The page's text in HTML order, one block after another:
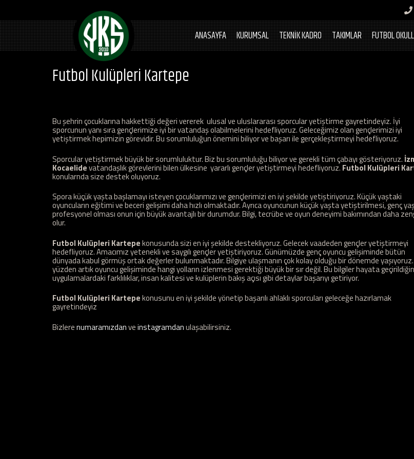
ANASAYFA KURUMSAL TEKNİK KADRO TAKIMLAR FUTBOL
Futbol Kulüpleri Kartepe
Bu şehrin çocuklarına hakkettiği değeri vererek ulusal ve uluslararası sporcular yetiştirme gayretindeyiz. İyi
sporcunun yanı sıra gençlerimize iyi bir vatandaş olabilmelerini hedefliyoruz. Geleceğimiz olan gençlerimizi iyi
yetiştirmek hepimizin görevidir. Bu sorumluluğun önemini biliyor ve başarı ile gerçekleştirmeyi hedefliyoruz.
Sporcular yetiştirmek büyük bir sorumluluktur. Biz bu sorumluluğu biliyor ve gerekli tüm çabayı gösteriyoruz.
Kocaelidevatandaşlık görevlerini bilen ülkesine yararlı gençler yetiştirmeyi hedefliyoruz. Futbol Kulüpleri
konularnda size destek oluyoruz.
Spora küçük yaşta başlamayı isteyen çocuklarımızı ve gençlerimizi en iyi şekilde yetiştiriyoruz. Küçük yaştaki
oyuncuların eğitimi ve beceri gelişimi daha hızlı olmaktadır. Ayrıca oyuncunun küçük yaşta yetiştirilmesi, genç
profesyonel olması onun için büyük avantajlı bir durumdur. Bilgi, tecrübe ve oyun deneyimi bakımından daha
olur.
Futbol Kulüpleri Kartepekonusunda sizi en iyi şekilde destekliyoruz. Gelecek vaadeden gençler yetiştirmeyi
hedefliyoruz. Amacımız yetenekli ve saygılı gençler yetiştiriyoruz. Günümüzde genç oyuncu gelişiminde bütün
dünyada kabul görmüş ortak değerler bulunmaktadır. Bilgiye ulaşmanın çok kolay olduğu bir dönemde
yüzden artık oyuncu gelişiminde hangi yolların izlenmesi gerektiği büyük bir sır değil. Bu bilgiler hayata
uygulamalardaki farklılıklar, insan kalitesi ve kulüplerin bakış açısı gibi detaylar başarıyı getiriyor.
Futbol Kulüpleri Kartepekonusunu en iyi şekilde yönetip başarılı ahlaklı sporcuları geleceğe hazırlamak
gayretindeyiz
Bizlerenumaramızdanveinstagramdanulaşabilirsiniz.